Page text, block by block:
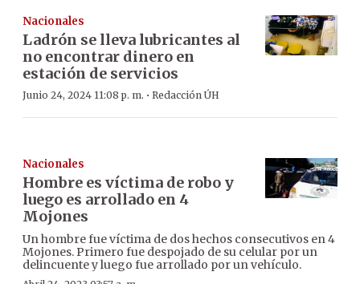
Nacionales
Ladrón se lleva lubricantes al
no encontrar dinero en
estación de servicios
Junio 24, 2024 11:08 p. m. · Redacción ÚH
Nacionales
Hombre es víctima de robo y
luego es arrollado en 4
Mojones
Un hombre fue víctima de dos hechos consecutivos en 4
Mojones. Primero fue despojado de su celular por un
delincuente y luego fue arrollado por un vehículo.